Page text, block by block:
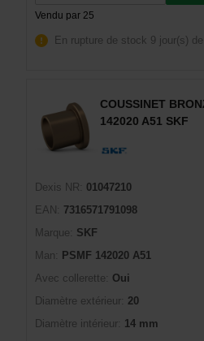
Vendu par 25
En rupture de stock 9 jour(s)
COUSSINET
142020 A51 SKF
Dexis NR:
01047210
EAN:
7316571791098
Marque:
SKF
Man:
PSMF 142020 A51
Avec collerette:
Oui
Diamètre extérieur: 20
Diamètre intérieur: 14 mm